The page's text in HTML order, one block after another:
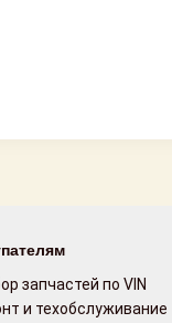
запчастей по VIN
и техобслуживание